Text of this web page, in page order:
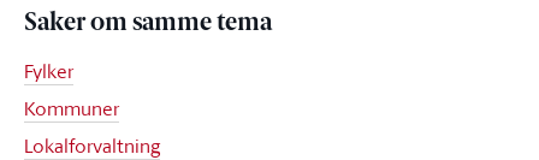
Saker om samme tema
Fylker
Kommuner
Lokalforvaltning